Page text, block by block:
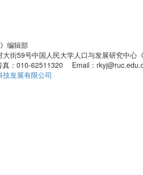
编辑部
大街59号中国人民大学人口与发展研究中
：010-62511320 Email：
发展有限公司